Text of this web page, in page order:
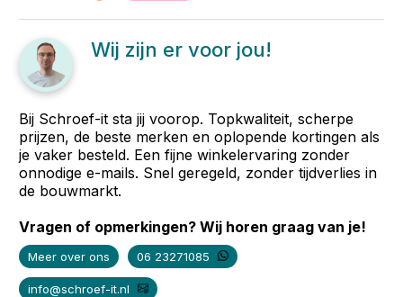
Wij zijn er voor jou!
Bij Schroef-it sta jij voorop. Topkwaliteit, scherpe
prijzen, de beste merken en oplopende kortingen als
je vaker besteld. Een fijne winkelervaring zonder
onnodige e-mails. Snel geregeld, zonder tijdverlies in
de bouwmarkt.
Vragen of opmerkingen? Wij horen graag van je!
Meer over ons 06 23271085
info@schroef-it.nl